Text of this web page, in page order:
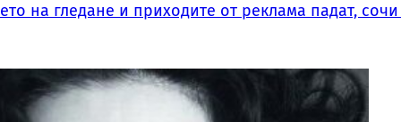
на гледане и приходите от реклама падат,